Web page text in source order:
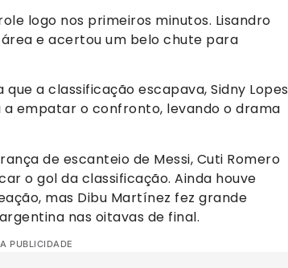
logo nos primeiros minutos. Lisandro
e acertou um belo chute para
a classificação escapava, Sidny Lopes
empatar o confronto, levando o drama
de escanteio de Messi, Cuti Romero
o gol da classificação. Ainda houve
mas Dibu Martínez fez grande
nas oitavas de final.
PUBLICIDADE